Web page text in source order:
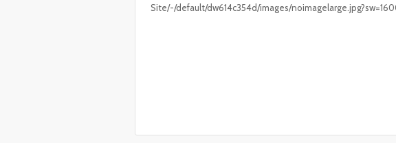
Site/-/default/dw614c354d/images/